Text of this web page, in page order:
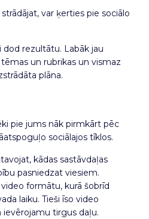
var ķerties pie sociālo
dod rezultātu. Labāk jau
un rubrikas un vismaz
plāna.
pie jums nāk pirmkārt pēc
sociālajos tīklos.
kādas sastāvdaļas
pasniedzat viesiem.
formātu, kurā šobrīd
laiku. Tieši īso video
tirgus daļu.